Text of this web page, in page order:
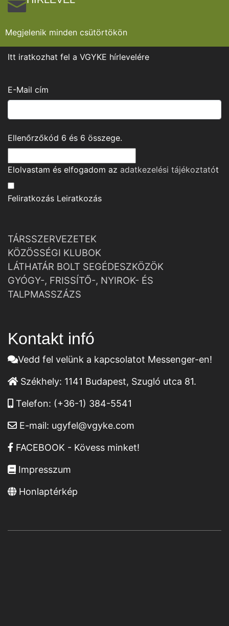
Megjelenik minden csütörtökön
Itt iratkozhat fel a VGYKE hírlevelére
E-Mail cím
Ellenőrzőkód 6 és 6 összege.
Elolvastam és elfogadom az adatkezelési tájékoztatót
Feliratkozás Leiratkozás
TÁRSSZERVEZETEK
KÖZÖSSÉGI KLUBOK
LÁTHATÁR BOLT SEGÉDESZKÖZÖK
GYÓGY-, FRISSÍTŐ-, NYIROK- ÉS
TALPMASSZÁZS
Kontakt infó
Vedd fel velünk a kapcsolatot Messenger-en!
Székhely: 1141 Budapest, Szugló utca 81.
Telefon: (+36-1) 384-5541
E-mail: ugyfel@vgyke.com
FACEBOOK - Kövess minket!
Impresszum
Honlaptérkép